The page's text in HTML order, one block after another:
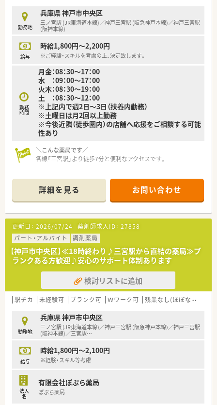
≪こんな方におススメ！≫
■残業が無く、メリハリをもってお仕事したい方。
環境です。
■人間関係が良好で、過去に職場環境での悩みをお持ちの薬剤師
勤務地
兵庫県 神戸市中央区
三ノ宮駅 (JR東海道本線)／神戸三宮駅 (阪急神戸本線)／神戸三宮駅
(阪神本線)
給与
時給1,800円～2,200円
※ご経験・スキルを考慮の上、決定致します。
勤務
時間
月金：08：30～17：00
水 ：09：00～17：00
火木：08：30～19：00
土 ：08：30～12：00
※上記内で週2日～3日（扶養内勤務）
※土曜日は月2回以上勤務
※今後近隣（徒歩圏内）の店舗へ応援をご相談する可能
性あり
＼こんな薬局です／
各線「三宮駅」より徒歩7分と便利なアクセスです。
り、
50代前半の優しい男性Ｄｒで関係性も良好です。
経営者はＭＲの40代男性で、優しいフランクな方です。
薬剤師ではなく営業活動に専念されますので、現場に入ることは
ございません。
詳細を見る お問い合わせ
更新日： 2026/07/24 薬剤師求人ID： 27858
パート・アルバイト
調剤薬局
【神戸市中央区】≪18時終わり♪三宮駅から直結の薬局≫ブ
ランクある方歓迎♪安心のサポート体制あります
検討リストに追加
駅チカ 未経験可 ブランク可 Ｗワーク可 残業なし(ほぼなし含む)
勤務地
兵庫県 神戸市中央区
三ノ宮駅 (JR東海道本線)／神戸三宮駅 (阪急神戸本線)／神戸三宮駅
(阪神本線)／三宮駅…
給与
時給1,800円～2,100円
※経験・スキル等考慮
法人
名
有限会社ぽぷら薬局
ぽぷら薬局